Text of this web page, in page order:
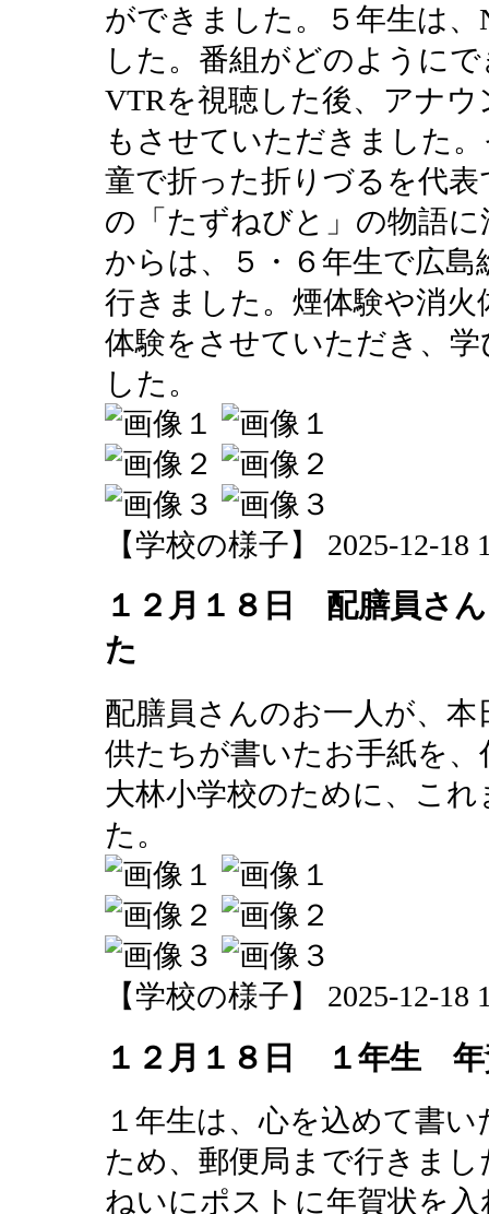
ができました。５年生は
した。番組がどのように
VTRを視聴した後、アナ
もさせていただきました
童で折った折りづるを代
の「たずねびと」の物語
からは、５・６年生で広
行きました。煙体験や消
体験をさせていただき、
した。
【学校の様子】 2025-12-18
１２月１８日 配膳員さ
た
配膳員さんのお一人が、
供たちが書いたお手紙を
大林小学校のために、こ
た。
【学校の様子】 2025-12-18
１２月１８日 １年生 年
１年生は、心を込めて書
ため、郵便局まで行きま
ねいにポストに年賀状を